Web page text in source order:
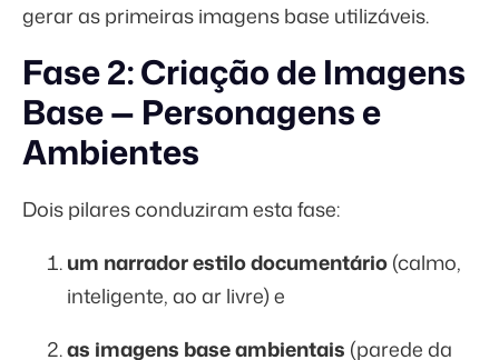
gerar as primeiras imagens base utilizáveis.
Fase 2: Criação de Imagens
Base — Personagens e
Ambientes
Dois pilares conduziram esta fase:
um narrador estilo documentário(calmo,
inteligente, ao ar livre) e
as imagens base ambientais (parede da